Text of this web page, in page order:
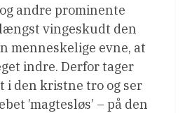
andre prominente
vingeskudt den
menneskelige evne, at
indre. Derfor tager
i den kristne tro og ser
’magtesløs’ – på den